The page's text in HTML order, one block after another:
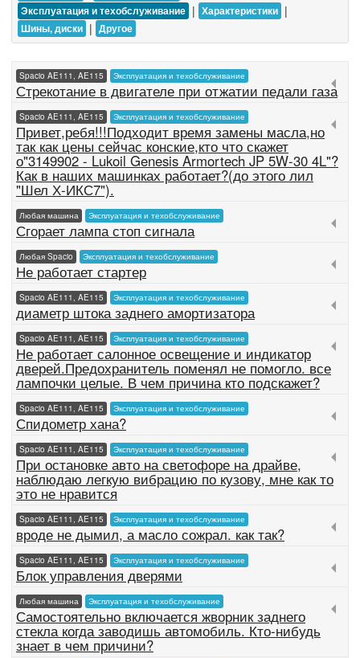
Эксплуатация и техобслуживание | Характеристики |
Шины, диски | Другое
Spacio AE111, AE115 Эксплуатация и техобслуживание
Стрекотание в двигателе при отжатии педали газа
Spacio AE111, AE115 Эксплуатация и техобслуживание
Привет,ребя!!!Подходит время замены масла,но
так как цены сейчас конские,кто что скажет
о"3149902 - Lukoil Genesis Armortech JP 5W-30 4L"?
Как в наших машинках работает?(до этого лил
"Шел Х-ИКС7").
Любая машина Эксплуатация и техобслуживание
Сгорает лампа стоп сигнала
Любая Spacio Эксплуатация и техобслуживание
Не работает стартер
Spacio AE111, AE115 Эксплуатация и техобслуживание
диаметр штока заднего амортизатора
Spacio AE111, AE115 Эксплуатация и техобслуживание
Не работает салонное освещение и индикатор
дверей.Предохранитель поменял не помогло. все
лампочки целые. В чем причина кто подскажет?
Spacio AE111, AE115 Эксплуатация и техобслуживание
Спидометр хана?
Spacio AE111, AE115 Эксплуатация и техобслуживание
При остановке авто на светофоре на драйве,
наблюдаю легкую вибрацию по кузову, мне как то
это не нравится
Spacio AE111, AE115 Эксплуатация и техобслуживание
вроде не дымил, а масло сожрал. как так?
Spacio AE111, AE115 Эксплуатация и техобслуживание
Блок управления дверями
Любая машина Эксплуатация и техобслуживание
Самостоятельно включается жворник заднего
стекла когда заводишь автомобиль. Кто-нибудь
знает в чем причини?